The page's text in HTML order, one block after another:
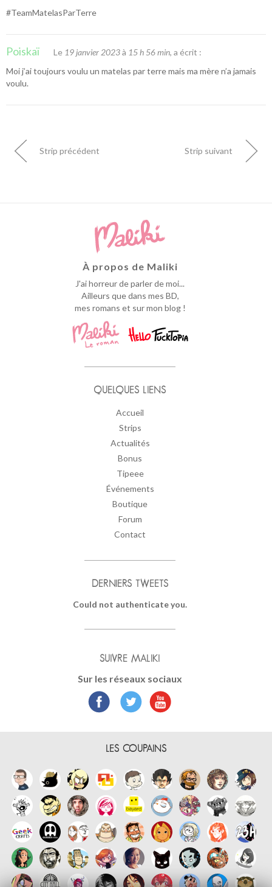
#TeamMatelasParTerre
Poiskaï Le 19 janvier 2023à 15 h 56 min, a écrit :
Moi j’ai toujours voulu un matelas par terre mais ma mère n’a jamais
voulu.
Strip précédent Strip suivant
À propos de Maliki
J'ai horreur de parler de moi...
Ailleurs que dans mes BD,
mes romans et sur mon blog !
QUELQUES LIENS
Accueil
Strips
Actualités
Bonus
Tipeee
Événements
Boutique
Forum
Contact
DERNIERS TWEETS
Could not authenticate you.
SUIVRE MALIKI
Sur les réseaux sociaux
LES COUPAINS